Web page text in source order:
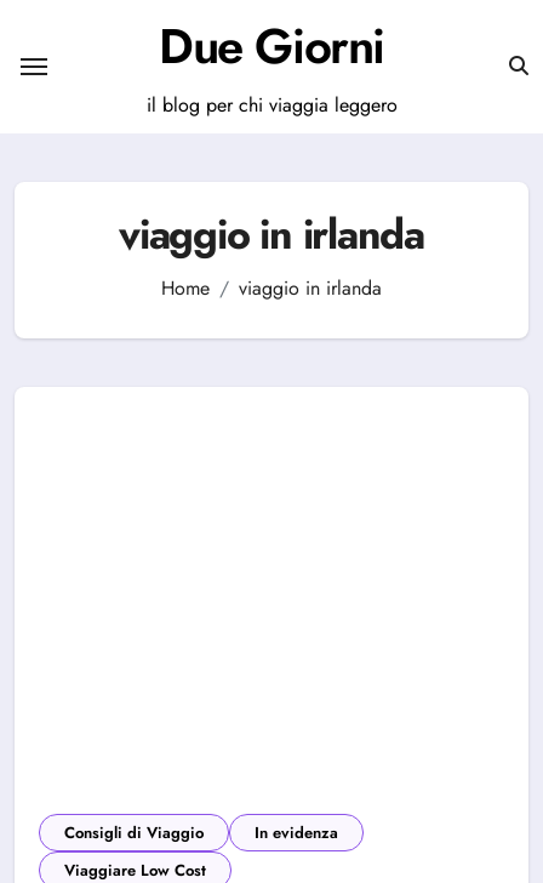
contenuto
Due Giorni
il blog per chi viaggia leggero
viaggio in irlanda
Home viaggio in irlanda
Consigli di Viaggio
In evidenza
Viaggiare Low Cost